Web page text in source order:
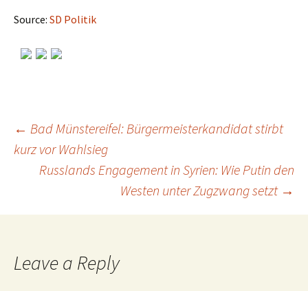
Source: SD Politik
Post
navigation
← Bad Münstereifel: Bürgermeisterkandidat stirbt
kurz vor Wahlsieg
Russlands Engagement in Syrien: Wie Putin den
Westen unter Zugzwang setzt →
Leave a Reply